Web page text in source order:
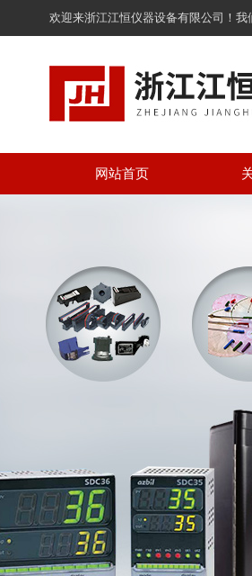
欢迎来浙江江恒仪器设备有限公司！我
网站首页